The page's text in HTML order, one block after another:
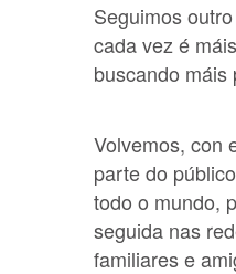
Seguimos
cada vez é
buscando
Volvemos, con
parte do
todo o mundo,
seguida nas
familiares e